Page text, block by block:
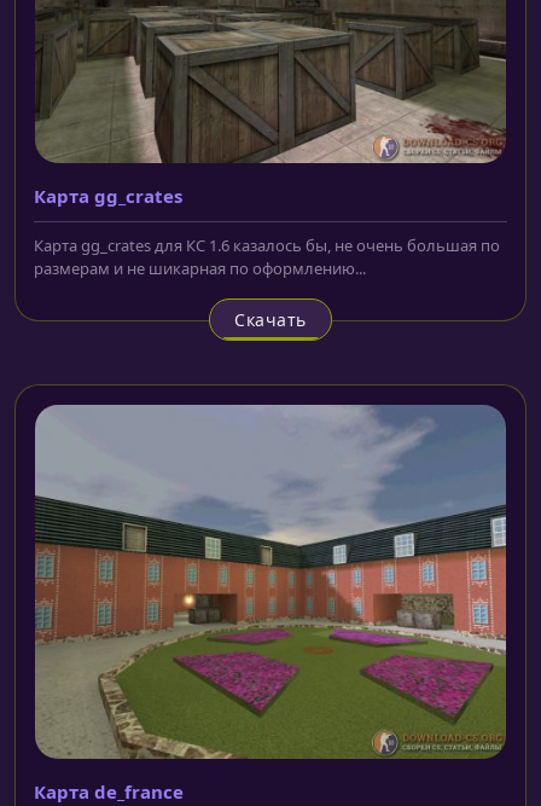
Карта gg_crates
Карта gg_crates для КС 1.6 казалось бы, не очень большая по
размерам и не шикарная по оформлению...
Скачать
Карта de_france